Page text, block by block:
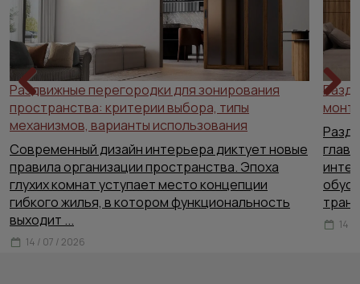
Раздвижные перегородки для зонирования
пространства: критерии выбора, типы
механизмов, варианты использования
Современный дизайн интерьера диктует новые
правила организации пространства. Эпоха
глухих комнат уступает место концепции
гибкого жилья, в котором функциональность
выходит ...
14 / 07 / 2026
14 /
Previous Next